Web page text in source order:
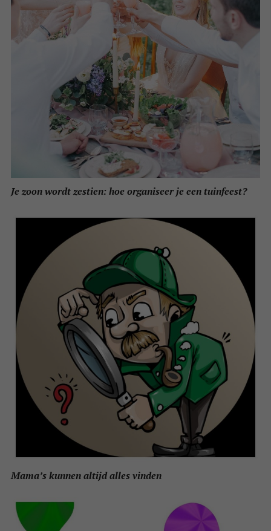
Je zoon wordt zestien: hoe organiseer je een tuinfeest?
Mama’s kunnen altijd alles vinden